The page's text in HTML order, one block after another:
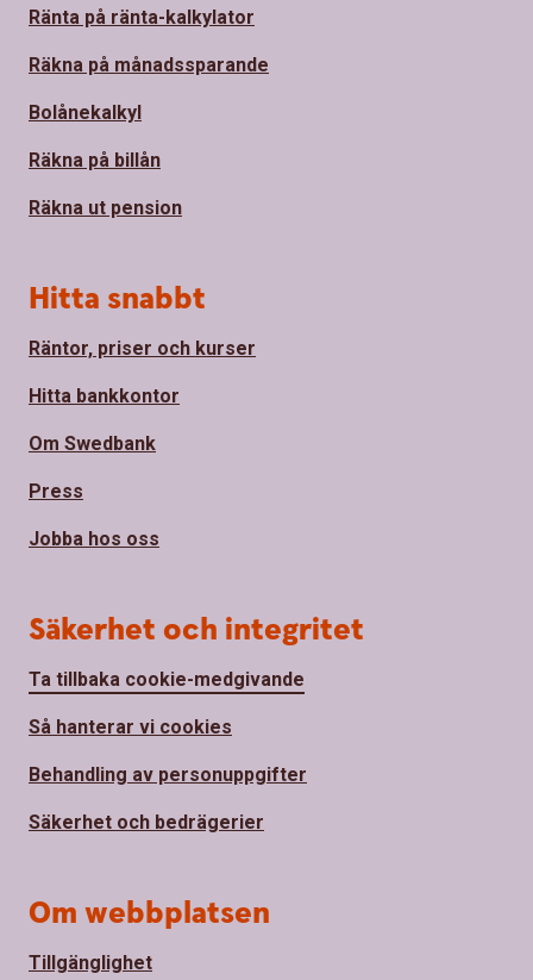
Ränta på ränta-kalkylator
Räkna på månadssparande
Bolånekalkyl
Räkna på billån
Räkna ut pension
Hitta snabbt
Räntor, priser och kurser
Hitta bankkontor
Om Swedbank
Press
Jobba hos oss
Säkerhet och integritet
Ta tillbaka cookie-medgivande
Så hanterar vi cookies
Behandling av personuppgifter
Säkerhet och bedrägerier
Om webbplatsen
Tillgänglighet